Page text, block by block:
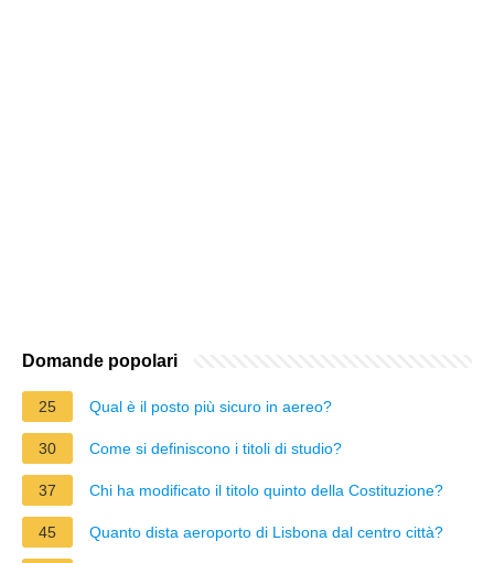
Domande popolari
25 Qual è il posto più sicuro in aereo?
30 Come si definiscono i titoli di studio?
37 Chi ha modificato il titolo quinto della Costituzione?
45 Quanto dista aeroporto di Lisbona dal centro città?